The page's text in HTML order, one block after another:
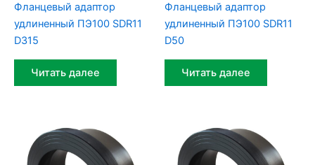
Фланцевый адаптор
удлиненный ПЭ100 SDR11
D315
Читать далее
Фланцевый адаптор
удлиненный ПЭ100 SDR11
D50
Читать далее